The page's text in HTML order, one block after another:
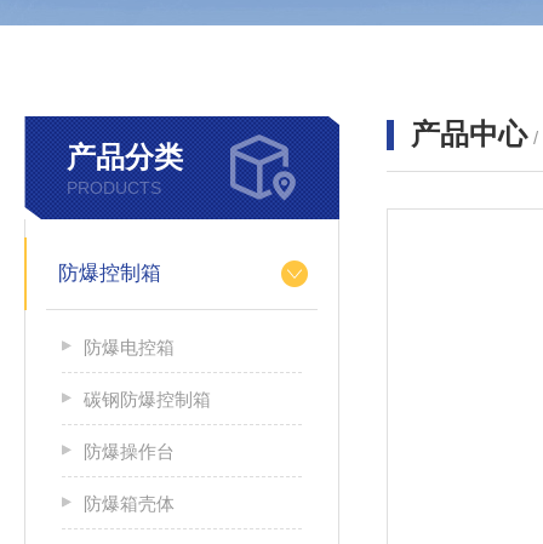
产品分类
PRODUCTS
防爆控制箱
防爆电控箱
碳钢防爆控制箱
防爆操作台
防爆箱壳体
产品中心 /